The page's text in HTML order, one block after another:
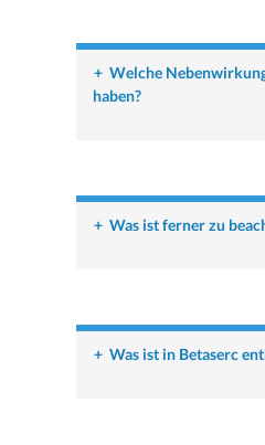
+ Welche
haben?
+ Was ist ferner zu
+ Was ist in Betaserc